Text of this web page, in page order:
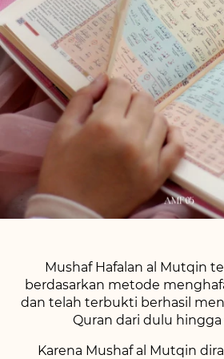
Mushaf Hafalan al Mutqin
berdasarkan metode
dan telah terbukti berhasil
Quran dari dulu hingga
Karena Mushaf al Mutqin